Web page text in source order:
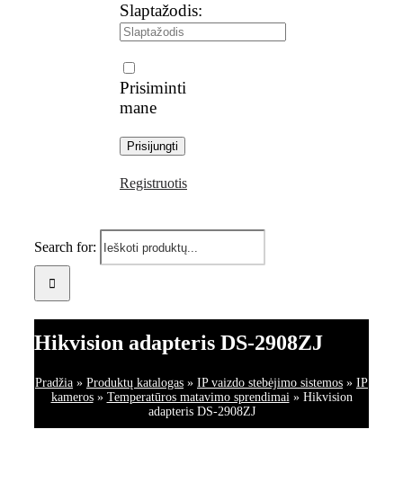
Slaptažodis:
Prisiminti
mane
Registruotis
Search for:
Hikvision adapteris DS-2908ZJ
Pradžia » Produktų katalogas » IP vaizdo stebėjimo sistemos » IP
kameros» Temperatūros matavimo sprendimai» Hikvision
adapteris DS-2908ZJ